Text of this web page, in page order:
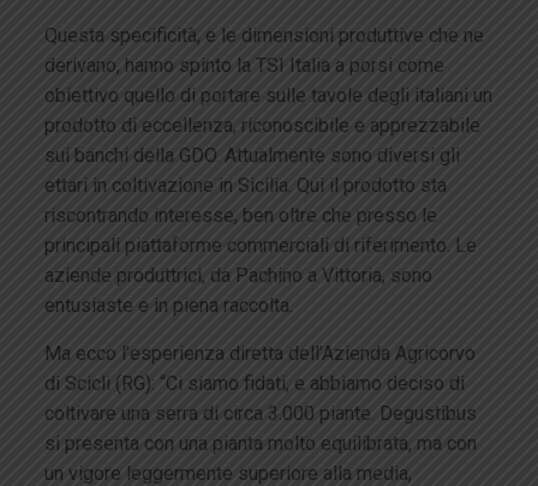
Questa specificità, e le dimensioni produttive che ne
derivano, hanno spinto la TSI Italia a porsi come
obiettivo quello di portare sulle tavole degli italiani un
prodotto di eccellenza, riconoscibile e apprezzabile
sui banchi della GDO. Attualmente sono diversi gli
ettari in coltivazione in Sicilia. Qui il prodotto sta
riscontrando interesse, ben oltre che presso le
principali piattaforme commerciali di riferimento. Le
aziende produttrici, da Pachino a Vittoria, sono
entusiaste e in piena raccolta.
Ma ecco l’esperienza diretta dell’Azienda Agricorvo
di Scicli (RG): “Ci siamo fidati, e abbiamo deciso di
coltivare una serra di circa 3.000 piante. Degustibus
si presenta con una pianta molto equilibrata, ma con
un vigore leggermente superiore alla media,